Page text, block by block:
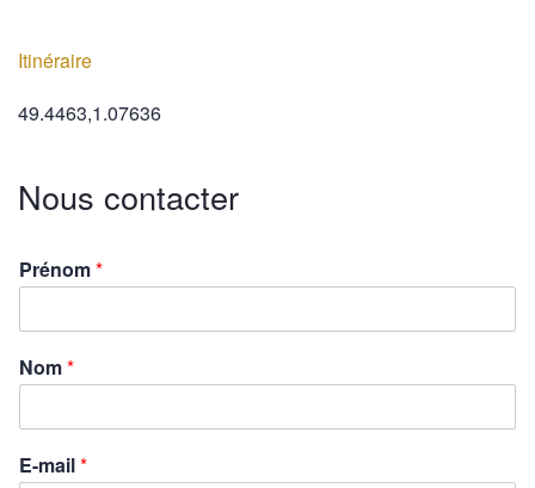
Itinéraire
49.4463,1.07636
Nous contacter
Prénom*
Nom*
E-mail*